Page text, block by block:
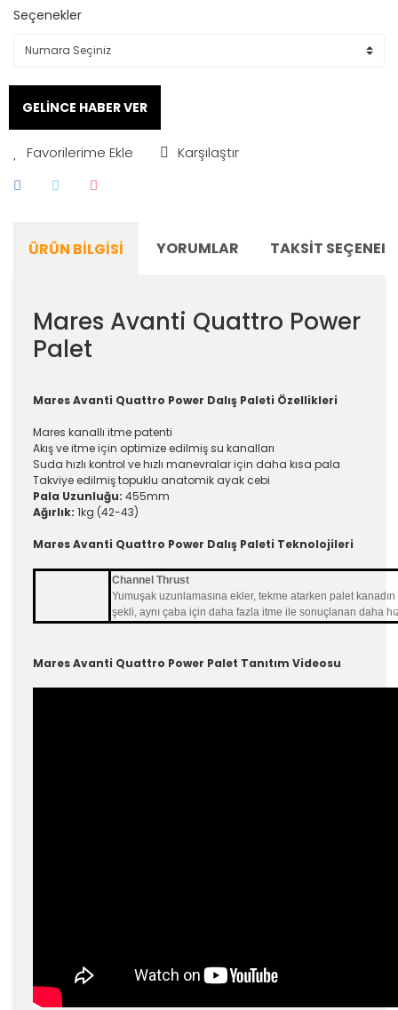
Seçenekler
GELİNCE HABER VER
Karşılaştır
ÜRÜN BILGISI YORUMLAR TAKSIT
Mares Avanti Quattro Power
Palet
Mares Avanti Quattro Power Dalış Paleti Özellikleri
Mares kanallı itme patenti
Akış ve itme için optimize edilmiş su kanalları
Suda hızlı kontrol ve hızlı manevralar için daha kısa pala
Takviye edilmiş topuklu anatomik ayak cebi
Pala Uzunluğu: 455mm
Ağırlık: 1kg (42-43)
Mares Avanti Quattro Power Dalış Paleti Teknolojileri
Channel Thrust
Yumuşak uzunlamasına ekler, tekme atarken palet
şekli, aynı çaba için daha fazla itme ile sonuçlanan daha
Mares Avanti Quattro Power Palet Tanıtım Videosu